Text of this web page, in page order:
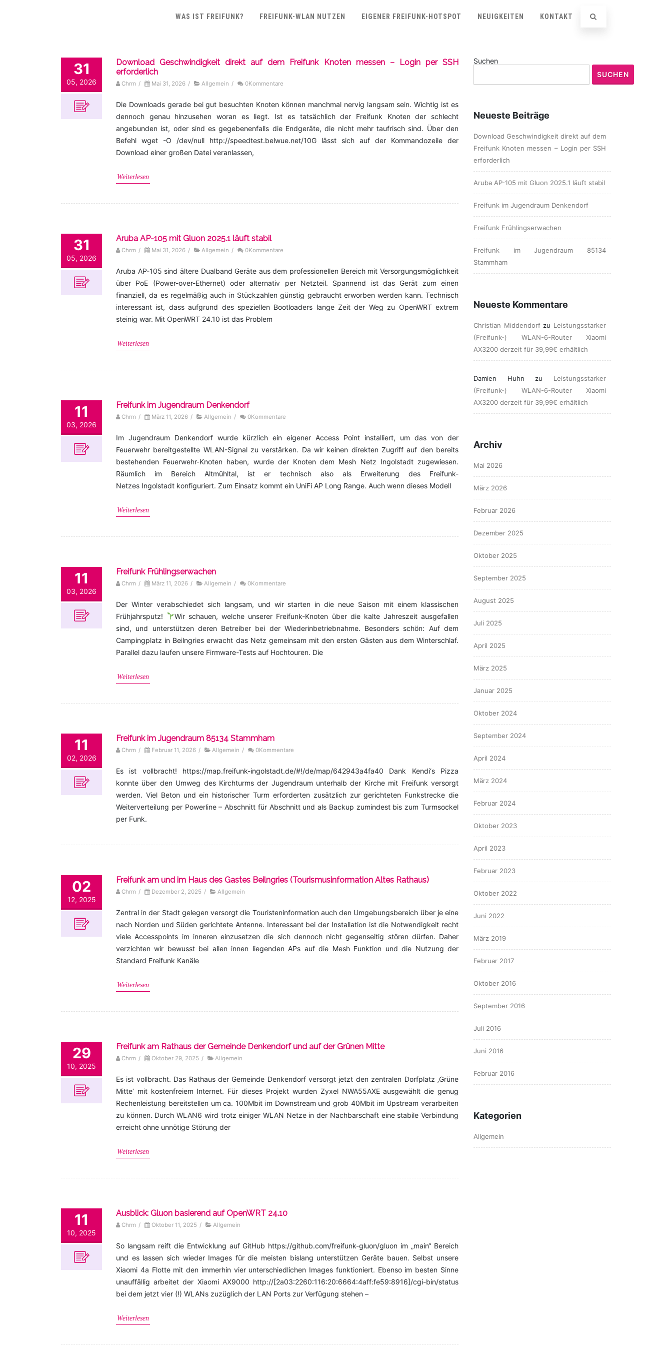
WAS IST FREIFUNK? FREIFUNK-WLAN NUTZEN EIGENER FREIFUNK-HOTSPOT NEUIGKEITEN KONTAKT
31
05, 2026
Download Geschwindigkeit direkt auf dem Freifunk Knoten messen – Login per SSH
erforderlich
Chrm / Mai 31, 2026 / Allgemein / 0Kommentare
Die Downloads gerade bei gut besuchten Knoten können manchmal nervig langsam sein. Wichtig ist es
dennoch genau hinzusehen woran es liegt. Ist es tatsächlich der Freifunk Knoten der schlecht
angebunden ist, oder sind es gegebenenfalls die Endgeräte, die nicht mehr taufrisch sind. Über den
Befehl wget -O /dev/null http://speedtest.belwue.net/10G lässt sich auf der Kommandozeile der
Download einer großen Datei veranlassen,
Weiterlesen
31
05, 2026
Aruba AP-105 mit Gluon 2025.1 läuft stabil
Chrm / Mai 31, 2026 / Allgemein / 0Kommentare
Aruba AP-105 sind ältere Dualband Geräte aus dem professionellen Bereich mit Versorgungsmöglichkeit
über PoE (Power-over-Ethernet) oder alternativ per Netzteil. Spannend ist das Gerät zum einen
finanziell, da es regelmäßig auch in Stückzahlen günstig gebraucht erworben werden kann. Technisch
interessant ist, dass aufgrund des speziellen Bootloaders lange Zeit der Weg zu OpenWRT extrem
steinig war. Mit OpenWRT 24.10 ist das Problem
Weiterlesen
11
03, 2026
Freifunk im Jugendraum Denkendorf
Chrm / März 11, 2026 / Allgemein / 0Kommentare
Im Jugendraum Denkendorf wurde kürzlich ein eigener Access Point installiert, um das von der
Feuerwehr bereitgestellte WLAN-Signal zu verstärken. Da wir keinen direkten Zugriff auf den bereits
bestehenden Feuerwehr-Knoten haben, wurde der Knoten dem Mesh Netz Ingolstadt zugewiesen.
Räumlich im Bereich Altmühltal, ist er technisch also als Erweiterung des Freifunk-
Netzes Ingolstadt konfiguriert. Zum Einsatz kommt ein UniFi AP Long Range. Auch wenn dieses Modell
Weiterlesen
11
03, 2026
Freifunk Frühlingserwachen
Chrm / März 11, 2026 / Allgemein / 0Kommentare
Der Winter verabschiedet sich langsam, und wir starten in die neue Saison mit einem klassischen
Frühjahrsputz!
Wir schauen, welche unserer Freifunk-Knoten über die kalte Jahreszeit ausgefallen
sind, und unterstützen deren Betreiber bei der Wiederinbetriebnahme. Besonders schön: Auf dem
Campingplatz in Beilngries erwacht das Netz gemeinsam mit den ersten Gästen aus dem Winterschlaf.
Parallel dazu laufen unsere Firmware-Tests auf Hochtouren. Die
Weiterlesen
11
02, 2026
Freifunk im Jugendraum 85134 Stammham
Chrm / Februar 11, 2026 / Allgemein / 0Kommentare
Es ist vollbracht! https://map.freifunk-ingolstadt.de/#!/de/map/642943a4fa40 Dank Kendi‘s Pizza
konnte über den Umweg des Kirchturms der Jugendraum unterhalb der Kirche mit Freifunk versorgt
werden. Viel Beton und ein historischer Turm erforderten zusätzlich zur gerichteten Funkstrecke die
Weiterverteilung per Powerline – Abschnitt für Abschnitt und als Backup zumindest bis zum Turmsockel
per Funk.
02
12, 2025
Freifunk am und im Haus des Gastes Beilngries (Tourismusinformation Altes Rathaus)
Chrm / Dezember 2, 2025 / Allgemein
Zentral in der Stadt gelegen versorgt die Touristeninformation auch den Umgebungsbereich über je eine
nach Norden und Süden gerichtete Antenne. Interessant bei der Installation ist die Notwendigkeit recht
viele Accesspoints im inneren einzusetzen die sich dennoch nicht gegenseitig stören dürfen. Daher
verzichten wir bewusst bei allen innen liegenden APs auf die Mesh Funktion und die Nutzung der
Standard Freifunk Kanäle
Weiterlesen
29
10, 2025
Freifunk am Rathaus der Gemeinde Denkendorf und auf der Grünen Mitte
Chrm / Oktober 29, 2025 / Allgemein
Es ist vollbracht. Das Rathaus der Gemeinde Denkendorf versorgt jetzt den zentralen Dorfplatz ‚Grüne
Mitte‘ mit kostenfreiem Internet. Für dieses Projekt wurden Zyxel NWA55AXE ausgewählt die genug
Rechenleistung bereitstellen um ca. 100Mbit im Downstream und grob 40Mbit im Upstream verarbeiten
zu können. Durch WLAN6 wird trotz einiger WLAN Netze in der Nachbarschaft eine stabile Verbindung
erreicht ohne unnötige Störung der
Weiterlesen
11
10, 2025
Ausblick: Gluon basierend auf OpenWRT 24.10
Chrm / Oktober 11, 2025 / Allgemein
So langsam reift die Entwicklung auf GitHub https://github.com/freifunk-gluon/gluon im „main“ Bereich
und es lassen sich wieder Images für die meisten bislang unterstützen Geräte bauen. Selbst unsere
Xiaomi 4a Flotte mit den immerhin vier unterschiedlichen Images funktioniert. Ebenso im besten Sinne
unauffällig arbeitet der Xiaomi AX9000 http://[2a03:2260:116:20:6664:4aff:fe59:8916]/cgi-bin/status
bei dem jetzt vier (!) WLANs zuzüglich der LAN Ports zur Verfügung stehen –
Weiterlesen
Suchen
SUCHEN
Neueste Beiträge
Download Geschwindigkeit direkt auf dem
Freifunk Knoten messen – Login per SSH
erforderlich
Aruba AP-105 mit Gluon 2025.1 läuft stabil
Freifunk im Jugendraum Denkendorf
Freifunk Frühlingserwachen
Freifunk im Jugendraum 85134
Stammham
Neueste Kommentare
Christian Middendorfzu Leistungsstarker
(Freifunk-) WLAN-6-Router Xiaomi
AX3200 derzeit für 39,99€ erhältlich
Damien Huhn zu Leistungsstarker
(Freifunk-) WLAN-6-Router Xiaomi
AX3200 derzeit für 39,99€ erhältlich
Archiv
Mai 2026
März 2026
Februar 2026
Dezember 2025
Oktober 2025
September 2025
August 2025
Juli 2025
April 2025
März 2025
Januar 2025
Oktober 2024
September 2024
April 2024
März 2024
Februar 2024
Oktober 2023
April 2023
Februar 2023
Oktober 2022
Juni 2022
März 2019
Februar 2017
Oktober 2016
September 2016
Juli 2016
Juni 2016
Februar 2016
Kategorien
Allgemein